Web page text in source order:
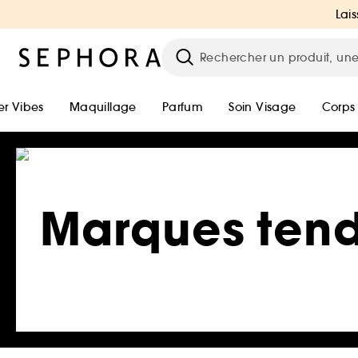
Vibes Maquillage Parfum Soin Visage Corps
Marques